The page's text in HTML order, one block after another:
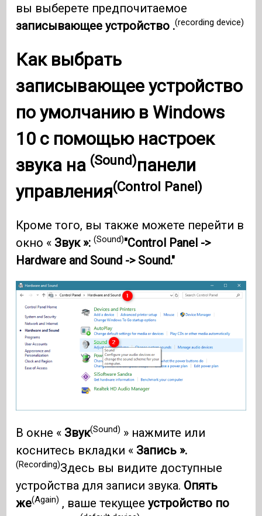
вы выберете предпочитаемое
записывающее устройство .(recording device)
Как выбрать
записывающее устройство
по умолчанию вWindows
10 с помощью настроек
звука на (Sound)панели
управления(Control Panel)
Кроме того, вы также можете перейти в
окно « Звук »:(Sound)"Control Panel ->
Hardware and Sound -> Sound."
В окне « Звук(Sound) » нажмите или
коснитесь вкладки « Запись ».
(Recording)Здесь вы видите доступные
устройства для записи звука. Опять
же(Again) , ваше текущееустройство по